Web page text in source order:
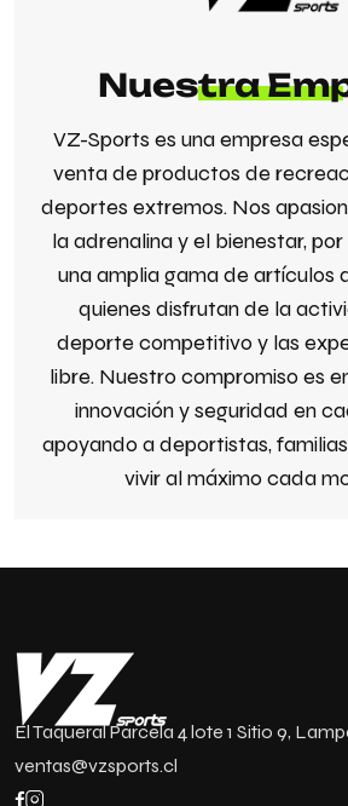
Nuestra
VZ-Sports es una empresa
venta de productos de
deportes extremos. Nos
la adrenalina y el bienestar,
una amplia gama de artículos
quienes disfrutan de la
deporte competitivo y las
libre. Nuestro compromiso es
innovación y seguridad en
apoyando a deportistas,
vivir al máximo cada
El Taqueral Parcela 4 lote 1 Sitio 9,
ventas@vzsports.cl